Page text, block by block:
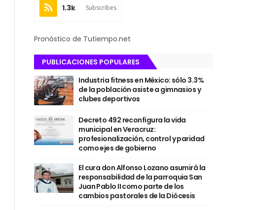
1.3k Subscribes
Pronóstico de Tutiempo.net
PUBLICACIONES POPULARES
Industria fitness en México: sólo 3.3%
de la población asiste a gimnasios y
clubes deportivos
Decreto 492 reconfigura la vida
municipal en Veracruz:
profesionalización, control y paridad
como ejes de gobierno
El cura don Alfonso Lozano asumirá la
responsabilidad de la parroquia San
Juan Pablo II como parte de los
cambios pastorales de la Diócesis